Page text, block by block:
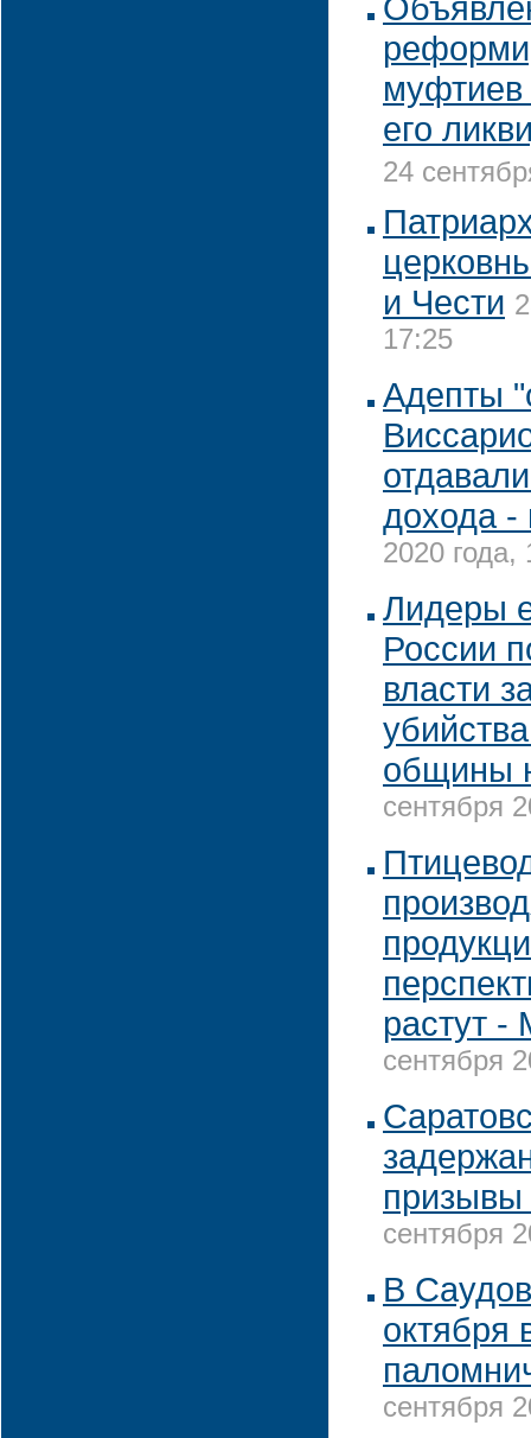
муфтиев
его
24
и Чести
17:25
Адепты
дохода -
2020 года,
Лидеры
России
власти
общины
сентября
растут -
сентября
призывы
сентября
В
октября
сентября